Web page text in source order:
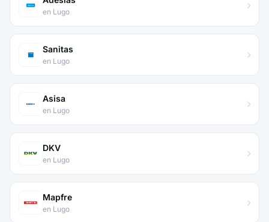
en Lugo
Sanitas
en Lugo
Asisa
en Lugo
DKV
en Lugo
Mapfre
en Lugo